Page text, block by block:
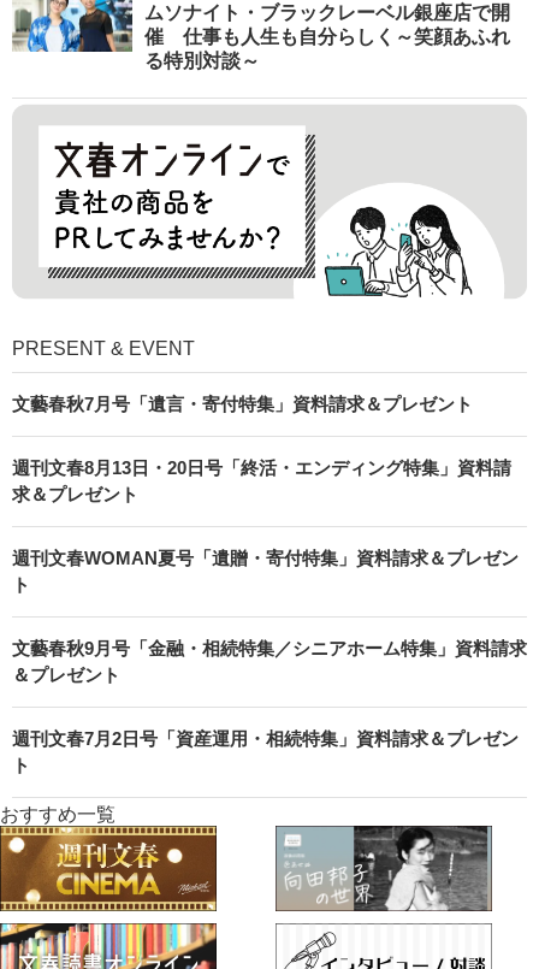
ムソナイト・ブラックレーベル銀座店で開
催 仕事も人生も自分らしく～笑顔あふれ
る特別対談～
PRESENT & EVENT
文藝春秋7月号「遺言・寄付特集」資料請求＆プレゼント
週刊文春8月13日・20日号「終活・エンディング特集」資料請
求＆プレゼント
週刊文春WOMAN夏号「遺贈・寄付特集」資料請求＆プレゼン
ト
文藝春秋9月号「金融・相続特集／シニアホーム特集」資料請求
＆プレゼント
週刊文春7月2日号「資産運用・相続特集」資料請求＆プレゼン
ト
おすすめ一覧